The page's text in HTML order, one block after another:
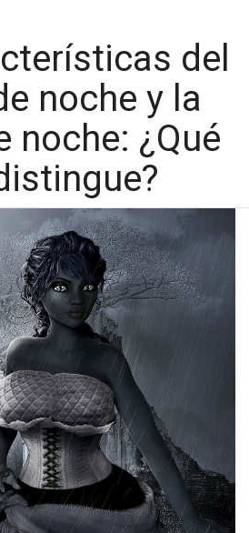
del
noche y la
noche: ¿Qué